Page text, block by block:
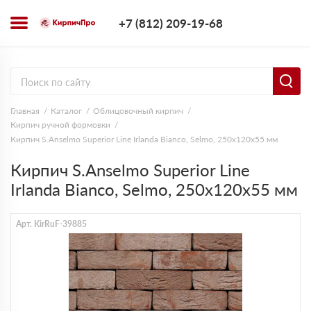
+7 (812) 209-19-68
Главная Каталог
Облицовочный кирпич
Кирпич ручной формовки
Кирпич S.Anselmo Superior Line Irlanda Bianco, Selmo, 250х120х55 мм
Кирпич S.Anselmo Superior Line
Irlanda Bianco, Selmo, 250х120х55 мм
Арт. KirRuF-39885